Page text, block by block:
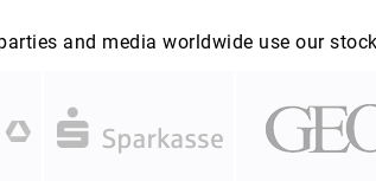
and media worldwide use our